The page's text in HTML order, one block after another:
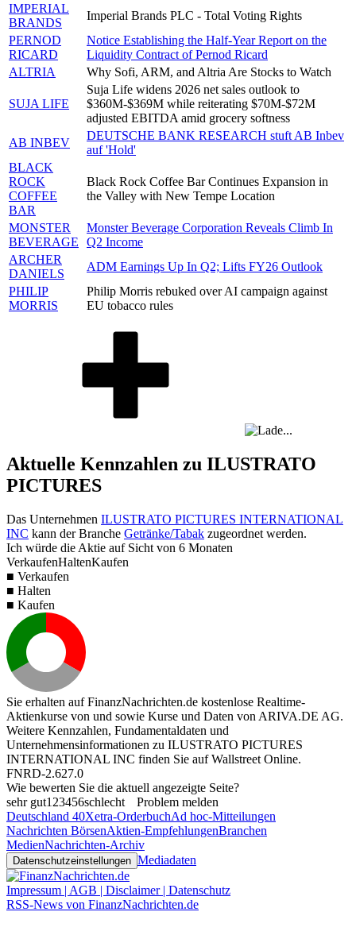
IMPERIAL
BRANDS
Imperial Brands PLC - Total Voting Rights
PERNOD
RICARD
Notice Establishing the Half-Year Report on the
Liquidity Contract of Pernod Ricard
ALTRIA
Why Sofi, ARM, and Altria Are Stocks to Watch
SUJA LIFE
Suja Life widens 2026 net sales outlook to
$360M-$369M while reiterating $70M-$72M
adjusted EBITDA amid grocery softness
AB INBEV
DEUTSCHE BANK RESEARCH stuft AB Inbev
auf 'Hold'
BLACK
ROCK
COFFEE
BAR
Black Rock Coffee Bar Continues Expansion in
the Valley with New Tempe Location
MONSTER
BEVERAGE
Monster Beverage Corporation Reveals Climb In
Q2 Income
ARCHER
DANIELS
ADM Earnings Up In Q2; Lifts FY26 Outlook
PHILIP
MORRIS
Philip Morris rebuked over AI campaign against
EU tobacco rules
Aktuelle Kennzahlen zu ILUSTRATO
PICTURES
Das Unternehmen ILUSTRATO PICTURES INTERNATIONAL
INC kann der Branche Getränke/Tabak zugeordnet werden.
Ich würde die Aktie auf Sicht von 6 Monaten
VerkaufenHaltenKaufen
■ Verkaufen
■ Halten
■ Kaufen
Sie erhalten auf FinanzNachrichten.de kostenlose Realtime-
Aktienkurse von und sowie Kurse und Daten von ARIVA.DE AG.
Weitere Kennzahlen, Fundamentaldaten und
Unternehmensinformationen zu ILUSTRATO PICTURES
INTERNATIONAL INC finden Sie aufWallstreet Online.
FNRD-2.627.0
Wie bewerten Sie die aktuell angezeigte Seite?
sehr gut1 23456schlecht
Problem melden
Deutschland 40Xetra-OrderbuchAd hoc-Mitteilungen
Nachrichten BörsenAktien-EmpfehlungenBranchen
MedienNachrichten-Archiv
Datenschutzeinstellungen Mediadaten
Impressum | AGB | Disclaimer | Datenschutz
RSS-News von FinanzNachrichten.de